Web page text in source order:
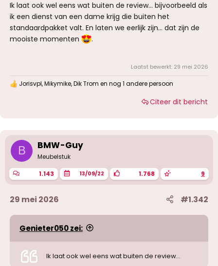
Ik laat ook wel eens wat buiten de review... bijvoorbeeld als
ik een dienst van een dame krijg die buiten het
standaardpakket valt. En laten we eerlijk zijn... dat zijn de
mooiste momenten
.
Laatst bewerkt: 29 mei 2026
W
n
g
n
:
Jorisvpl,Mikymike,Dik Trom en nog 1 andere persoon
Citeer dit bericht
B BMW-Guy
Meubelstuk
1.143 13/09/22 1.768 9
29 mei 2026 #1.342
Genieter050 zei:
Ik laat ook wel eens wat buiten de review...